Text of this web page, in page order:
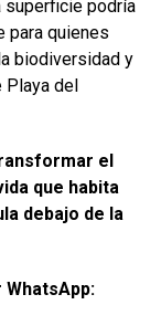
superficie podría
para quienes
biodiversidad y
del
el
que habita
debajo de la